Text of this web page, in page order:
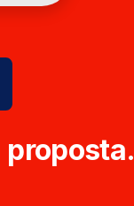
proposta.